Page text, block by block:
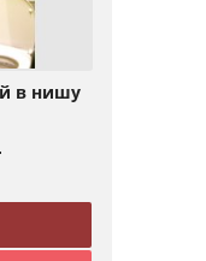
в нишу